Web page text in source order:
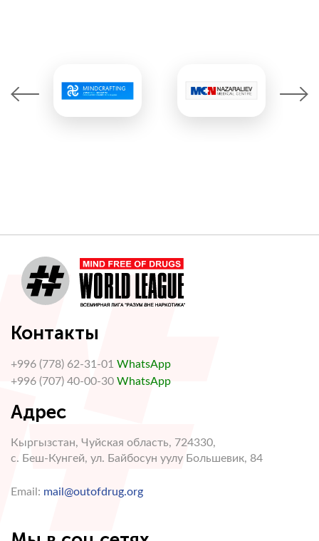
Контакты
+996 (778) 62-31-01 WhatsApp
+996 (707) 40-00-30 WhatsApp
Адрес
Кыргызстан, Чуйская область, 724330,
с. Беш-Кунгей, ул. Байбосун уулу Большевик, 84
Email: mail@outofdrug.org